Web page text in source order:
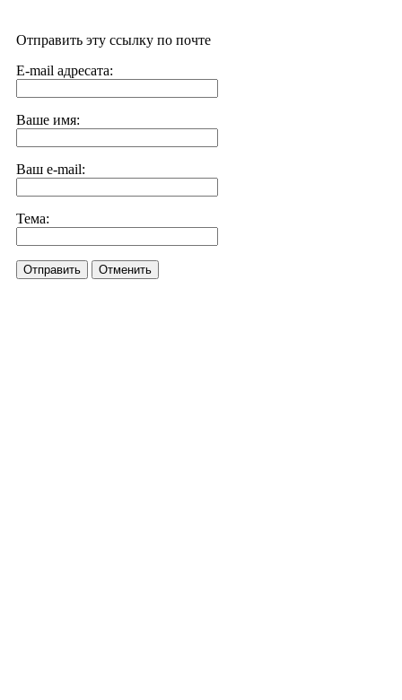
Отправить эту ссылку по почте
E-mail адресата:
Ваше имя:
Ваш e-mail:
Тема:
Отправить Отменить